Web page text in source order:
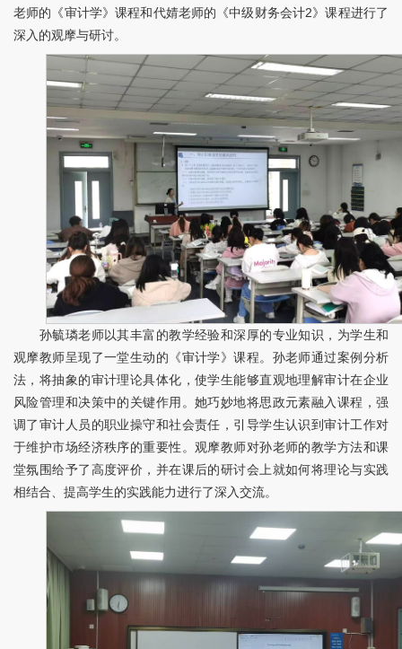
老师的《审计学》课程和代婧老师的《中级财务会计2》课程进行了
深入的观摩与研讨。
孙毓璘老师以其丰富的教学经验和深厚的专业知识，为学生和
观摩教师呈现了一堂生动的《审计学》课程。孙老师通过案例分析
法，将抽象的审计理论具体化，使学生能够直观地理解审计在企业
风险管理和决策中的关键作用。她巧妙地将思政元素融入课程，强
调了审计人员的职业操守和社会责任，引导学生认识到审计工作对
于维护市场经济秩序的重要性。观摩教师对孙老师的教学方法和课
堂氛围给予了高度评价，并在课后的研讨会上就如何将理论与实践
相结合、提高学生的实践能力进行了深入交流。